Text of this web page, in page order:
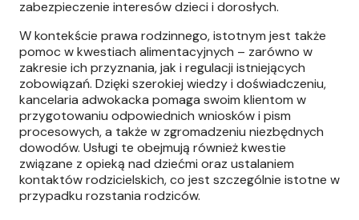
zabezpieczenie interesów dzieci i dorosłych.
W kontekście prawa rodzinnego, istotnym jest także
pomoc w kwestiach alimentacyjnych – zarówno w
zakresie ich przyznania, jak i regulacji istniejących
zobowiązań. Dzięki szerokiej wiedzy i doświadczeniu,
kancelaria adwokacka pomaga swoim klientom w
przygotowaniu odpowiednich wniosków i pism
procesowych, a także w zgromadzeniu niezbędnych
dowodów. Usługi te obejmują również kwestie
związane z opieką nad dziećmi oraz ustalaniem
kontaktów rodzicielskich, co jest szczególnie istotne w
przypadku rozstania rodziców.